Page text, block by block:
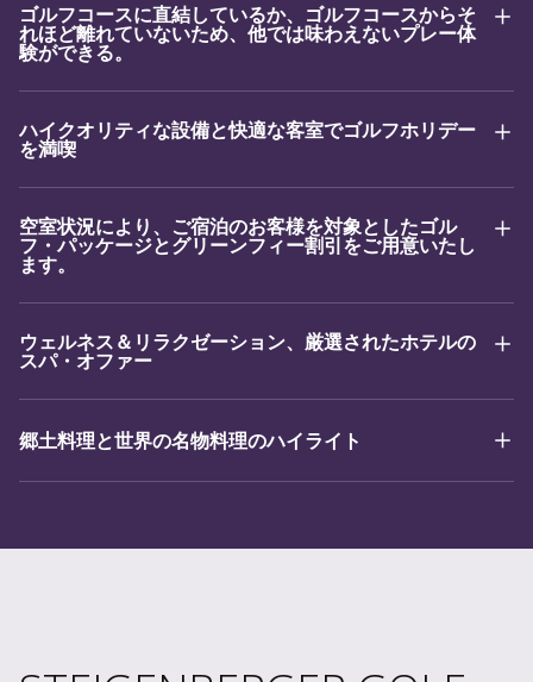
ゴルフコースに直結しているか、ゴルフコースからそ
れほど離れていないため、他では味わえないプレー体
験ができる。
ハイクオリティな設備と快適な客室でゴルフホリデー
を満喫
空室状況により、ご宿泊のお客様を対象としたゴル
フ・パッケージとグリーンフィー割引をご用意いたし
ます。
ウェルネス＆リラクゼーション、厳選されたホテルの
スパ・オファー
郷土料理と世界の名物料理のハイライト